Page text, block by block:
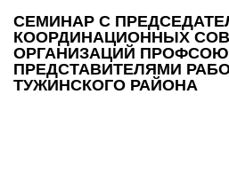
СЕМИНАР С
КООРДИНАЦИОННЫХ
ОРГАНИЗАЦИЙ
ПРЕДСТАВИТЕЛЯМИ
ТУЖИНСКОГО РАЙОНА